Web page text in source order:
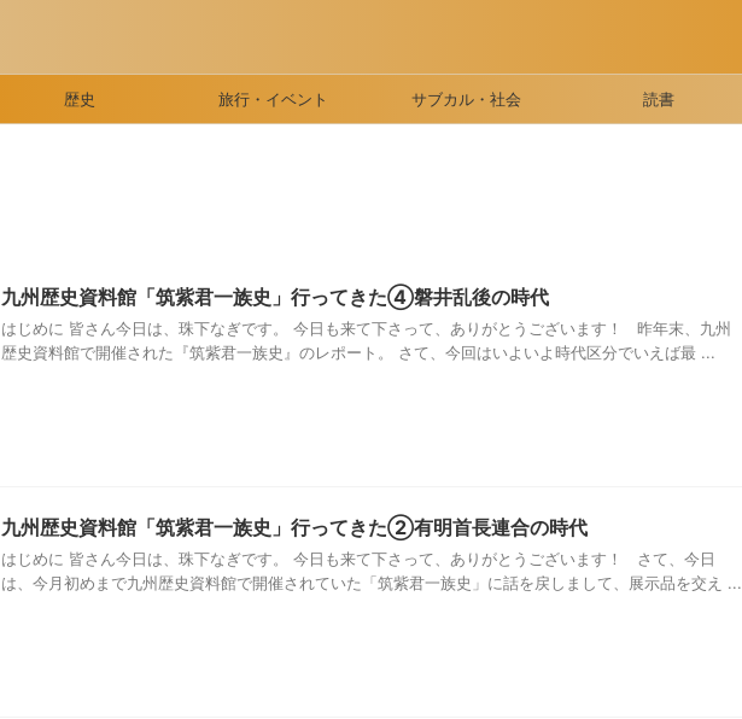
歴史 旅行・イベント サブカル・社会 読書
九州歴史資料館「筑紫君一族史」行ってきた④磐井乱後の時代
はじめに 皆さん今日は、珠下なぎです。 今日も来て下さって、ありがとうございます！ 昨年末、九州
歴史資料館で開催された『筑紫君一族史』のレポート。 さて、今回はいよいよ時代区分でいえば最 ...
九州歴史資料館「筑紫君一族史」行ってきた②有明首長連合の時代
はじめに 皆さん今日は、珠下なぎです。 今日も来て下さって、ありがとうございます！ さて、今日
は、今月初めまで九州歴史資料館で開催されていた「筑紫君一族史」に話を戻しまして、展示品を交え ...